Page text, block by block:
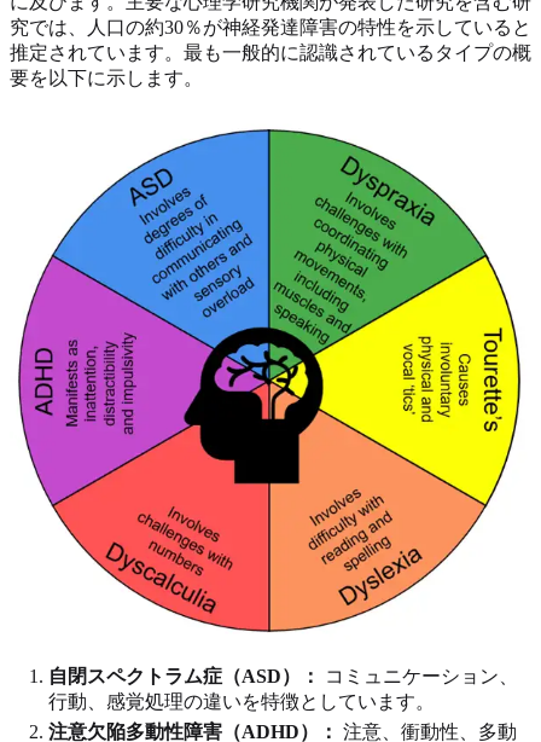
究では、人口の約30％が神経発達障害の特性を示していると
推定されています。最も一般的に認識されているタイプの概
要を以下に示します。
自閉スペクトラム症（ASD）：
コミュニケーション、
行動、感覚処理の違いを特徴としています。
注意欠陥多動性障害（ADHD）： 注意、衝動性、多動